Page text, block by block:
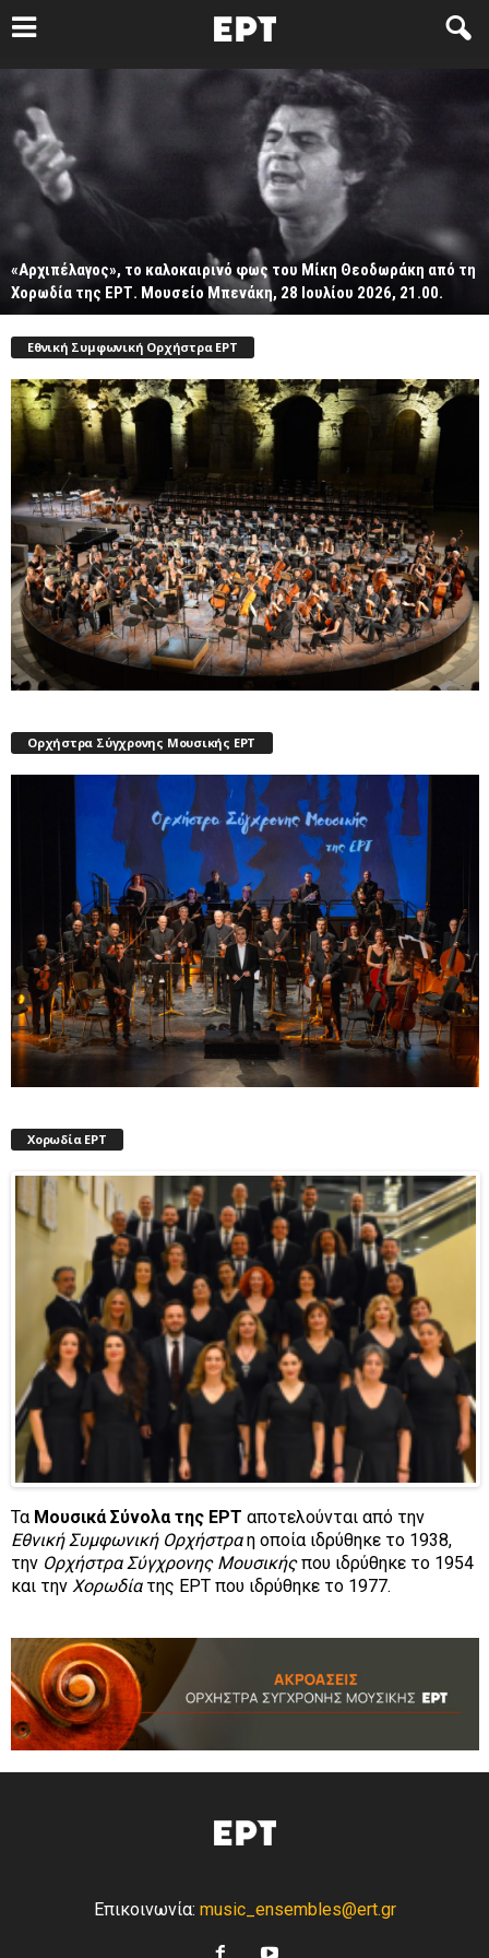
«Αρχιπέλαγος», το καλοκαιρινό φως του Μίκη Θεοδωράκη από τη
Χορωδία της ΕΡΤ. Μουσείο Μπενάκη, 28 Ιουλίου 2026, 21.00.
Εθνική Συμφωνική Ορχήστρα ΕΡΤ
Ορχήστρα Σύγχρονης Μουσικής ΕΡΤ
Χορωδία ΕΡΤ
Τα Μουσικά Σύνολα της ΕΡΤ αποτελούνται από την
Εθνική Συμφωνική Ορχήστραη οποία ιδρύθηκε το 1938,
την Ορχήστρα Σύγχρονης Μουσικήςπου ιδρύθηκε το 1954
και την Χορωδίατης ΕΡΤ που ιδρύθηκε το 1977.
Επικοινωνία: music_ensembles@ert.gr